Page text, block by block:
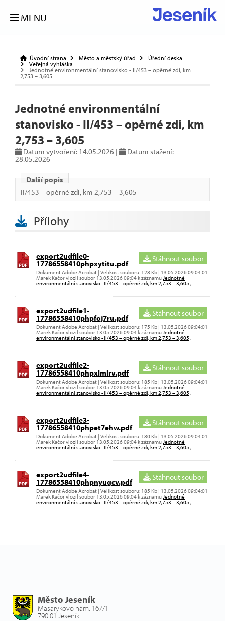
MENU
Úvodní strana Město a městský úřad
Úřední deska
Veřejná vyhláška
Jednotné environmentální stanovisko - II/453 – opěrné zdi, km
2,753 – 3,605
Jednotné environmentální
stanovisko - II/453 – opěrné zdi, km
2,753 – 3,605
Datum vytvoření: 14.05.2026 | Datum stažení:
28.05.2026
Další popis
II/453 – opěrné zdi, km 2,753 – 3,605
Přílohy
Stáhnout soubor
export2udfile0-
17786558410phpxytitu.pdf
Dokument Adobe Acrobat | Velikost souboru: 128 Kb | 13.05.2026 09:04:01
Marek Kačor vlozil soubor 13.05.2026 09:04 k záznamuJednotné
environmentální stanovisko - II/453 – opěrné zdi, km 2,753 – 3,605 ,
Stáhnout soubor
export2udfile1-
17786558410phpfoj7ru.pdf
Dokument Adobe Acrobat | Velikost souboru: 175 Kb | 13.05.2026 09:04:01
Marek Kačor vlozil soubor 13.05.2026 09:04 k záznamuJednotné
environmentální stanovisko - II/453 – opěrné zdi, km 2,753 – 3,605 ,
Stáhnout soubor
export2udfile2-
17786558410phpxlmlrv.pdf
Dokument Adobe Acrobat | Velikost souboru: 185 Kb | 13.05.2026 09:04:01
Marek Kačor vlozil soubor 13.05.2026 09:04 k záznamuJednotné
environmentální stanovisko - II/453 – opěrné zdi, km 2,753 – 3,605 ,
Stáhnout soubor
export2udfile3-
17786558410phpet7ehw.pdf
Dokument Adobe Acrobat | Velikost souboru: 180 Kb | 13.05.2026 09:04:01
Marek Kačor vlozil soubor 13.05.2026 09:04 k záznamuJednotné
environmentální stanovisko - II/453 – opěrné zdi, km 2,753 – 3,605 ,
Stáhnout soubor
export2udfile4-
17786558410phpnyugcv.pdf
Dokument Adobe Acrobat | Velikost souboru: 185 Kb | 13.05.2026 09:04:01
Marek Kačor vlozil soubor 13.05.2026 09:04 k záznamuJednotné
environmentální stanovisko - II/453 – opěrné zdi, km 2,753 – 3,605 ,
Město Jeseník
Masarykovo nám. 167/1
790 01 Jeseník